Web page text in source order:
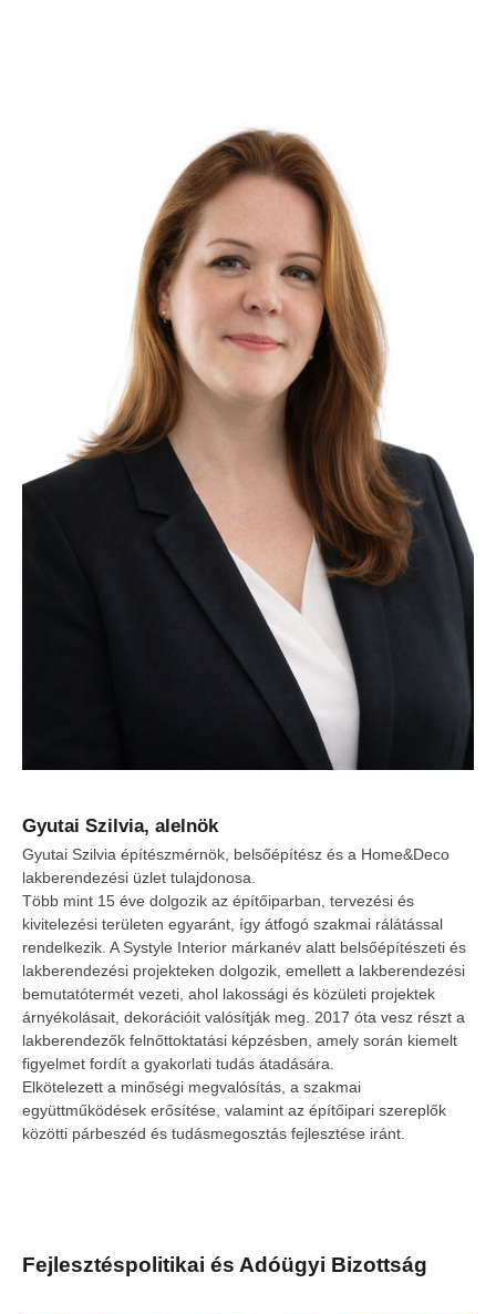
Gyutai Szilvia, alelnök
Gyutai Szilvia építészmérnök, belsőépítész és a Home&Deco
lakberendezési üzlet tulajdonosa.
Több mint 15 éve dolgozik az építőiparban, tervezési és
kivitelezési területen egyaránt, így átfogó szakmai rálátással
rendelkezik. A Systyle Interior márkanév alatt belsőépítészeti és
lakberendezési projekteken dolgozik, emellett a lakberendezési
bemutatótermét vezeti, ahol lakossági és közületi projektek
árnyékolásait, dekorációit valósítják meg. 2017 óta vesz részt a
lakberendezők felnőttoktatási képzésben, amely során kiemelt
figyelmet fordít a gyakorlati tudás átadására.
Elkötelezett a minőségi megvalósítás, a szakmai
együttműködések erősítése, valamint az építőipari szereplők
közötti párbeszéd és tudásmegosztás fejlesztése iránt.
Fejlesztéspolitikai és Adóügyi Bizottság